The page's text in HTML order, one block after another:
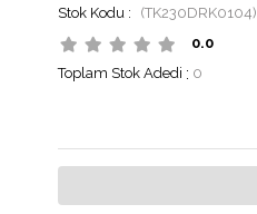
(TK230DRK0104)
0.0
Toplam Stok Adedi : 0